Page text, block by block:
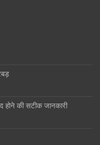
होने की सटीक जानकारी